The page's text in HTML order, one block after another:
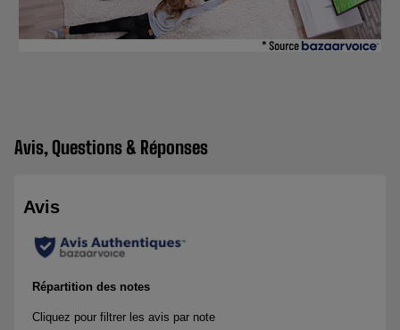
Avis, Questions & Réponses